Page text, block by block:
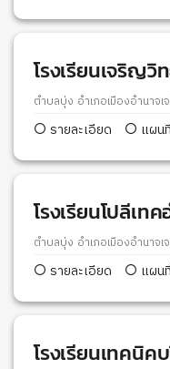
โรงเรียนเจริญวิ
ตำบลบุ่ง อำเภอเมืองอำนาจ
รายละเอียด แผนที่
โรงเรียนโปลีเท
ตำบลบุ่ง อำเภอเมืองอำนาจ
รายละเอียด แผนที่
โรงเรียนเทคนิค